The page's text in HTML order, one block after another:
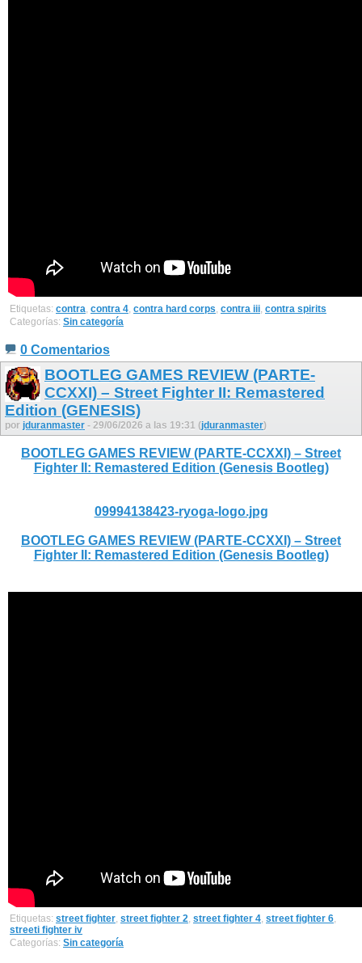
Etiquetas: contra contra 4 contra hard corps contra iii contra spirits
Categorías: Sin categoría
0 Comentarios
BOOTLEG GAMES REVIEW (PARTE-
CCXXI) – Street Fighter II: Remastered
Edition (GENESIS)
por jduranmaster - 29/06/2026 a las 19:31 (jduranmaster)
BOOTLEG GAMES REVIEW (PARTE-CCXXI) – Street
Fighter II: Remastered Edition (Genesis Bootleg)
09994138423-ryoga-logo.jpg
BOOTLEG GAMES REVIEW (PARTE-CCXXI) – Street
Fighter II: Remastered Edition (Genesis Bootleg)
Etiquetas: street fighter, street fighter 2, street fighter 4, street fighter 6,
streeti fighter iv
Categorías: Sin categoría